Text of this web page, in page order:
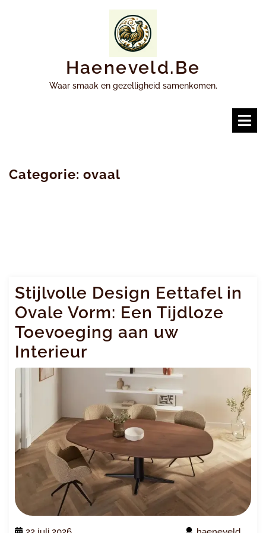
Haeneveld.be
Waar smaak en gezelligheid samenkomen.
Categorie: ovaal
Stijlvolle Design Eettafel in
Ovale Vorm: Een Tijdloze
Toevoeging aan uw
Interieur